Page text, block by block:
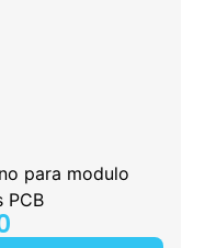
para modulo
PCB